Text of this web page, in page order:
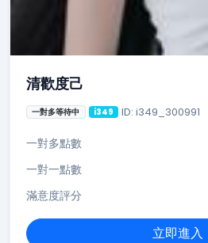
清歡度己
一對多等待中 i349 ID: i349_300991
一對多點數
一對一點數
滿意度評分
立即進入